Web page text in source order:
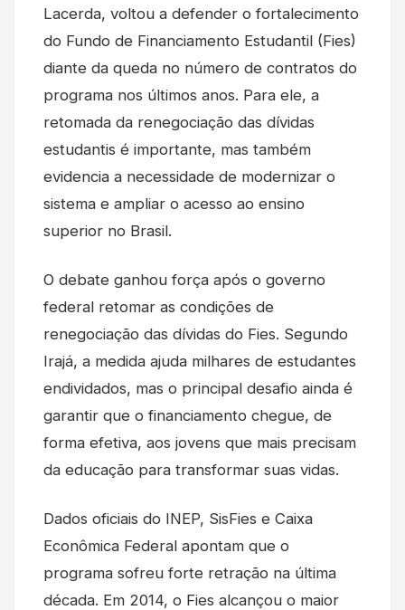
Lacerda, voltou a defender o fortalecimento
do Fundo de Financiamento Estudantil (Fies)
diante da queda no número de contratos do
programa nos últimos anos. Para ele, a
retomada da renegociação das dívidas
estudantis é importante, mas também
evidencia a necessidade de modernizar o
sistema e ampliar o acesso ao ensino
superior no Brasil.
O debate ganhou força após o governo
federal retomar as condições de
renegociação das dívidas do Fies. Segundo
Irajá, a medida ajuda milhares de estudantes
endividados, mas o principal desafio ainda é
garantir que o financiamento chegue, de
forma efetiva, aos jovens que mais precisam
da educação para transformar suas vidas.
Dados oficiais do INEP, SisFies e Caixa
Econômica Federal apontam que o
programa sofreu forte retração na última
década. Em 2014, o Fies alcançou o maior